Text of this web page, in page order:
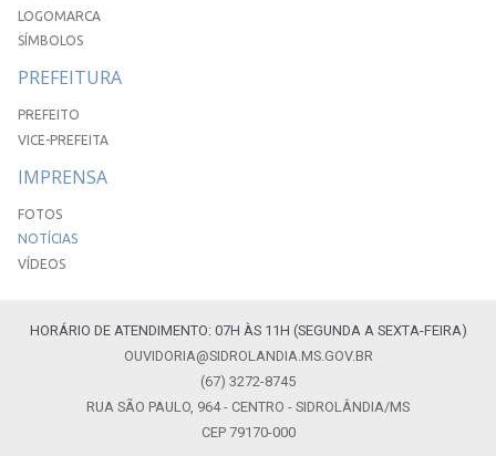
LOGOMARCA
SÍMBOLOS
PREFEITURA
PREFEITO
VICE-PREFEITA
IMPRENSA
FOTOS
NOTÍCIAS
VÍDEOS
HORÁRIO DE ATENDIMENTO: 07H ÀS 11H (SEGUNDA A SEXTA-FEIRA)
OUVIDORIA@SIDROLANDIA.MS.GOV.BR
(67) 3272-8745
RUA SÃO PAULO, 964 - CENTRO - SIDROLÂNDIA/MS
CEP 79170-000